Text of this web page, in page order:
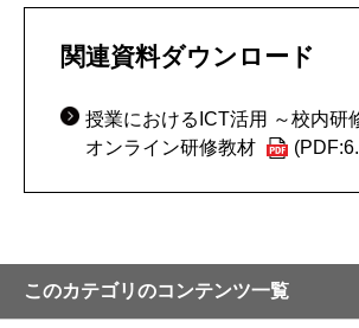
関連資料ダウンロード
授業におけるICT活用 ～校内研
オンライン研修教材
このカテゴリのコンテンツ一覧